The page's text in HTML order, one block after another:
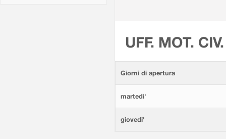
UFF. MOT.
Giorni di apertura
martedi'
giovedi'